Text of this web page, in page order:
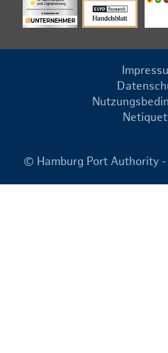
© Hamburg Port Authority